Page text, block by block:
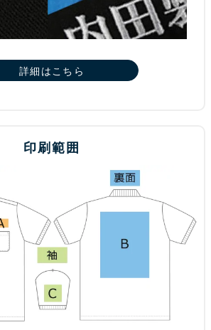
詳細はこちら
印刷範囲